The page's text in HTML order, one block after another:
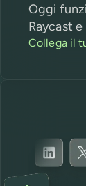
Oggi
Raycast
Collega il